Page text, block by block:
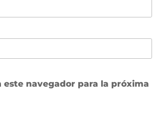
navegador para la próxima